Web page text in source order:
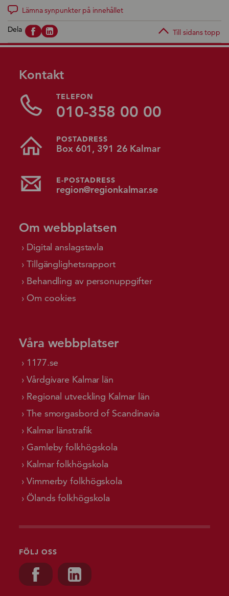
Lämna synpunkter på innehållet
Dela Till sidans topp
Kontakt
TELEFON
010-358 00 00
POSTADRESS
Box 601, 391 26 Kalmar
E-POSTADRESS
region@regionkalmar.se
Om webbplatsen
Digital anslagstavla
Tillgänglighetsrapport
Behandling av personuppgifter
Om cookies
Våra webbplatser
1177.se
Vårdgivare Kalmar län
Regional utveckling Kalmar län
The smorgasbord of Scandinavia
Kalmar länstrafik
Gamleby folkhögskola
Kalmar folkhögskola
Vimmerby folkhögskola
Ölands folkhögskola
FÖLJ OSS
Besök oss på, Facebook
Besök oss på, Linkedin